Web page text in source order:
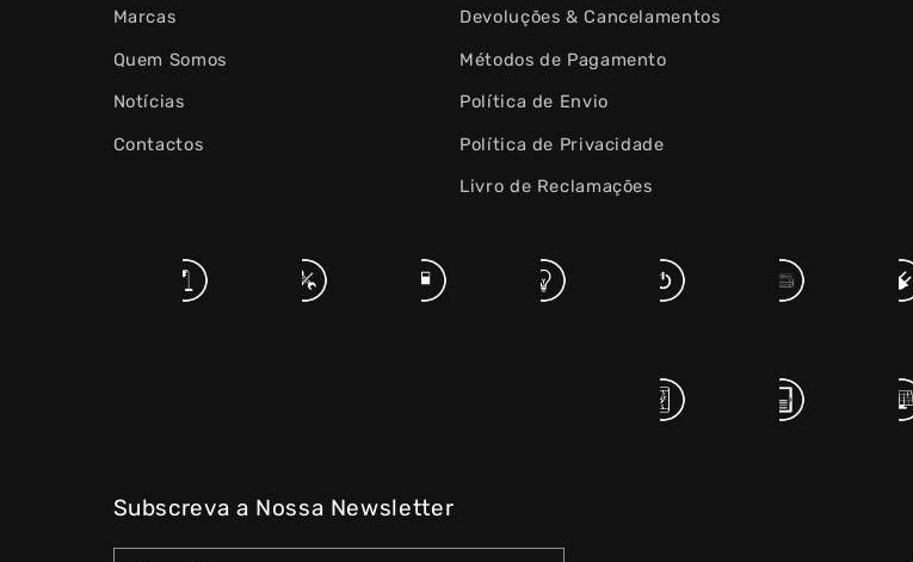
Marcas
Quem Somos
Notícias
Contactos
Devoluções & Cancelamentos
Métodos de Pagamento
Política de Envio
Política de Privacidade
Livro de Reclamações
Subscreva a Nossa Newsletter